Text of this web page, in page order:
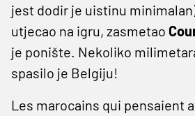
jest dodir je uistinu
utjecao na igru, zasmetao
je ponište. Nekoliko
spasilo je Belgiju!
Les marocains qui pensaient